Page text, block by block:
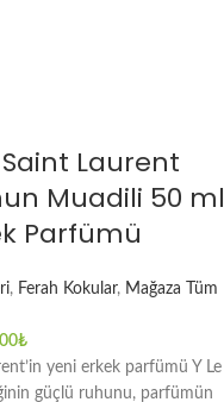
Saint Laurent
Muadili 50 ml
Parfümü
, Ferah Kokular, Mağaza Tüm
₺
yeni erkek parfümü Y Le
güçlü ruhunu, parfümün